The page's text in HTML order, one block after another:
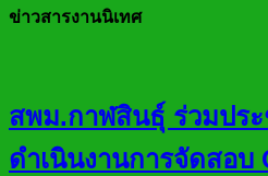
ข่าวสารงานนิเทศ
สพม.กาฬสินธุ์ ร่วมปร
ดำเนินงานการจัดสอบ